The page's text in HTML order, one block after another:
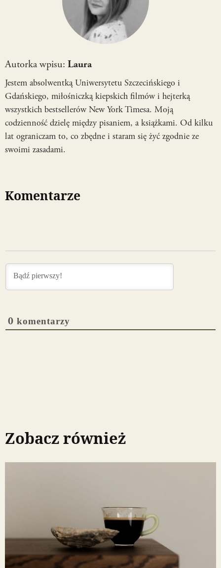
Autorka wpisu: Laura
Jestem absolwentką Uniwersytetu Szczecińskiego i
Gdańskiego, miłośniczką kiepskich filmów i hejterką
wszystkich bestsellerów New York Timesa. Moją
codzienność dzielę między pisaniem, a książkami. Od kilku
lat ograniczam to, co zbędne i staram się żyć zgodnie ze
swoimi zasadami.
Komentarze
0 komentarzy
Zobacz również